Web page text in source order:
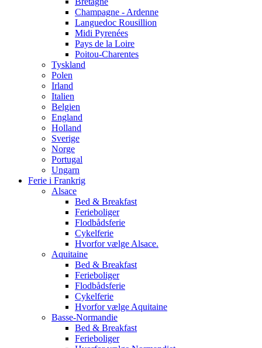
Champagne - Ardenne
Languedoc Rousillion
Midi Pyrenées
Pays de la Loire
Poitou-Charentes
Tyskland
Polen
Irland
Italien
Belgien
England
Holland
Sverige
Norge
Portugal
Ungarn
Ferie i Frankrig
Alsace
Bed & Breakfast
Ferieboliger
Flodbådsferie
Cykelferie
Hvorfor vælge Alsace.
Aquitaine
Bed & Breakfast
Ferieboliger
Flodbådsferie
Cykelferie
Hvorfor vælge Aquitaine
Basse-Normandie
Bed & Breakfast
Ferieboliger